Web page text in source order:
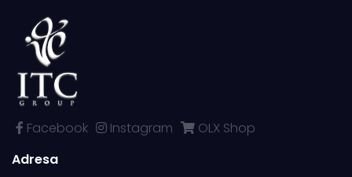
Facebook Instagram
OLX Shop
Adresa